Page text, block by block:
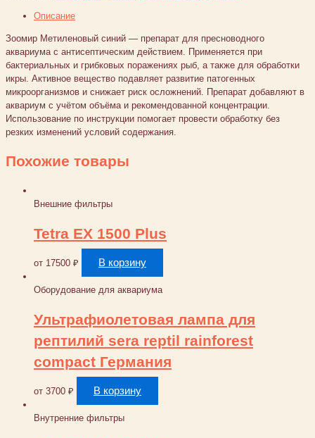
Описание
Зоомир Метиленовый синий — препарат для пресноводного
аквариума с антисептическим действием. Применяется при
бактериальных и грибковых поражениях рыб, а также для обработки
икры. Активное вещество подавляет развитие патогенных
микроорганизмов и снижает риск осложнений. Препарат добавляют в
аквариум с учётом объёма и рекомендованной концентрации.
Использование по инструкции помогает провести обработку без
резких изменений условий содержания.
Похожие товары
Внешние фильтры
Tetra EX 1500 Plus
от 17500 ₽ В корзину
Оборудование для аквариума
Ультрафиолетовая лампа для
рептилий sera reptil rainforest
compact Германия
от 3700 ₽ В корзину
Внутренние фильтры